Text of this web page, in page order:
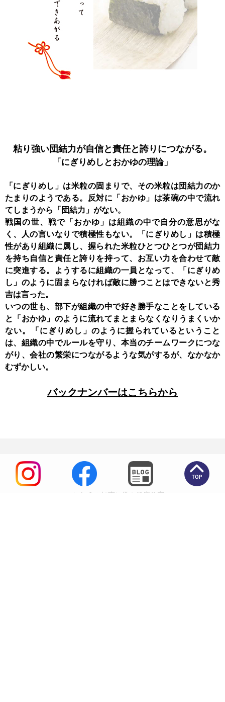
粘り強い団結力が自信と責任と誇りにつながる。
「にぎりめしとおかゆの理論」
「にぎりめし」は米粒の固まりで、その米粒は団結力のか
たまりのようである。反対に「おかゆ」は茶碗の中で流れ
てしまうから「団結力」がない。
戦国の世、戦で「おかゆ」は組織の中で自分の意思がな
く、人の言いなりで積極性もない。「にぎりめし」は積極
性があり組織に属し、握られた米粒ひとつひとつが団結力
を持ち自信と責任と誇りを持って、お互い力を合わせて敵
に突進する。ようするに組織の一員となって、「にぎりめ
し」のように固まらなければ敵に勝つことはできないと秀
吉は言った。
いつの世も、部下が組織の中で好き勝手なことをしている
と「おかゆ」のように流れてまとまらなくなりうまくいか
ない。「にぎりめし」のように握られているということ
は、組織の中でルールを守り、本当のチームワークにつな
がり、会社の繁栄につながるような気がするが、なかなか
むずかしい。
バックナンバーはこちらから
いにしえの知恵に学ぶ健康住宅